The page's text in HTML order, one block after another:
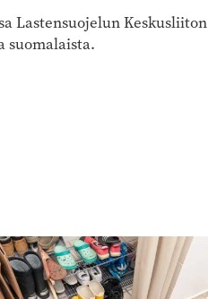
Lastensuojelun Keskusliiton
suomalaista.